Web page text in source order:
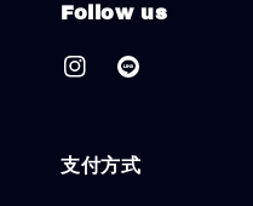
Follow us
支付方式